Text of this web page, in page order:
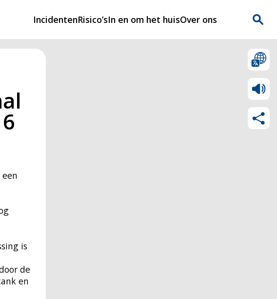
Incidenten
incidenten
Risico’sIn en om het huisOver ons
is
de
en